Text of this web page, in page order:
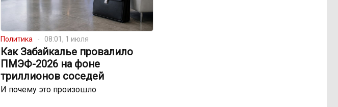
Политика 08:01, 1 июля
Как Забайкалье провалило
ПМЭФ-2026 на фоне
триллионов соседей
И почему это произошло